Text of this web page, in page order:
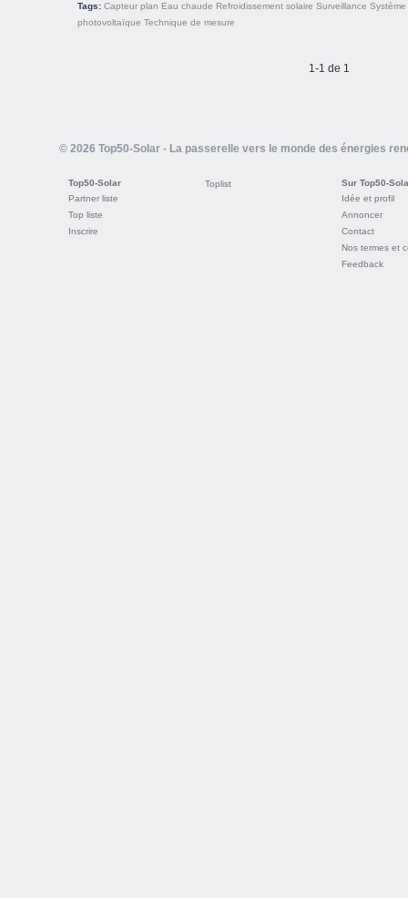
Tags: Capteur plan Eau chaude Refroidissement solaire Surveillance Système
photovoltaïque Technique de mesure
1-1 de 1
© 2026 Top50-Solar - La passerelle vers le monde des énergies
Top50-Solar
Partner liste
Top liste
Inscrire
Toplist
Sur Top50-
Idée et profil
Annoncer
Contact
Nos termes et
Feedback